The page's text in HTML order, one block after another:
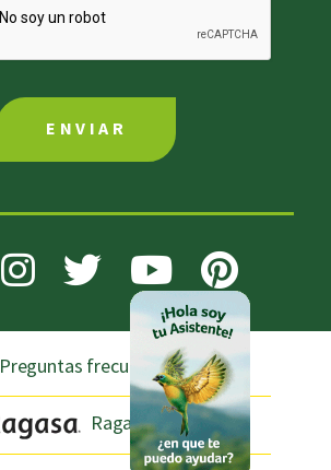
Preguntas frecuentes
Ragasa.com.mx